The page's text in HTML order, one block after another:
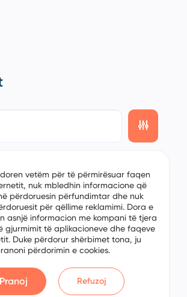
Sorting
vetëm për të përmirësuar faqen
nuk mbledhin informacione që
përdoruesin përfundimtar dhe nuk
për qëllime reklamimi. Dora e
asnjë informacion me kompani të tjera
gjurmimit të aplikacioneve dhe faqeve
Duke përdorur shërbimet tona, ju
përdorimin e cookies.
Pranoj Refuzoj